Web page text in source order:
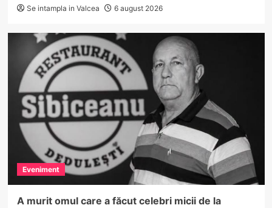
Se intampla in Valcea 6 august 2026
Eveniment
A murit omul care a făcut celebri micii de la